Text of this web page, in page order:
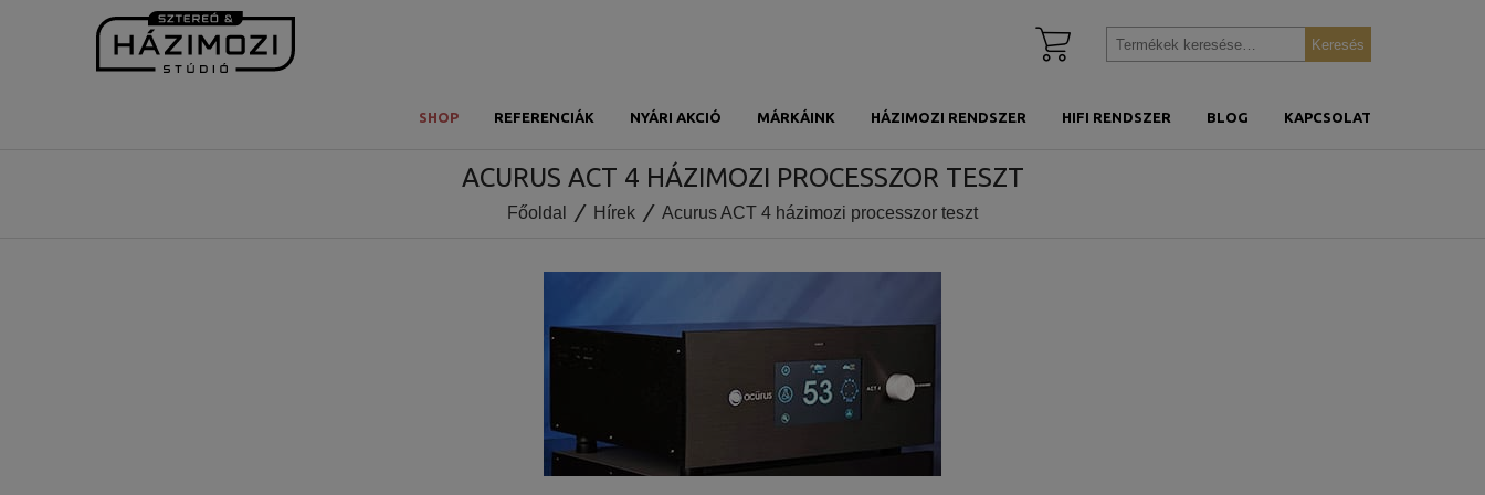
SHOP REFERENCIÁK NYÁRI AKCIÓ MÁRKÁINK HÁZIMOZI RENDSZER HIFI RENDSZER BLOG KAPCSOLAT
Kosár
Keresés
Keresés
ACURUS ACT 4 HÁZIMOZI PROCESSZOR TESZT
Főoldal Hírek Acurus ACT 4 házimozi processzor teszt